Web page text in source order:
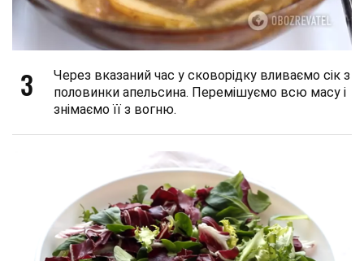
3
Через вказаний час у сковорідку вливаємо сік з
половинки апельсина. Перемішуємо всю масу і
знімаємо її з вогню.